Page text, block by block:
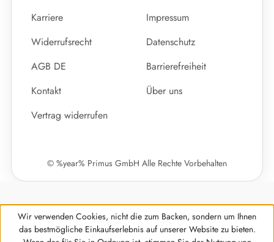
Karriere
Impressum
Widerrufsrecht
Datenschutz
AGB DE
Barrierefreiheit
Kontakt
Über uns
Vertrag widerrufen
© %year% Primus GmbH Alle Rechte Vorbehalten
Wir verwenden Cookies, nicht die zum Backen, sondern um Ihnen
das bestmögliche Einkaufserlebnis auf unserer Website zu bieten.